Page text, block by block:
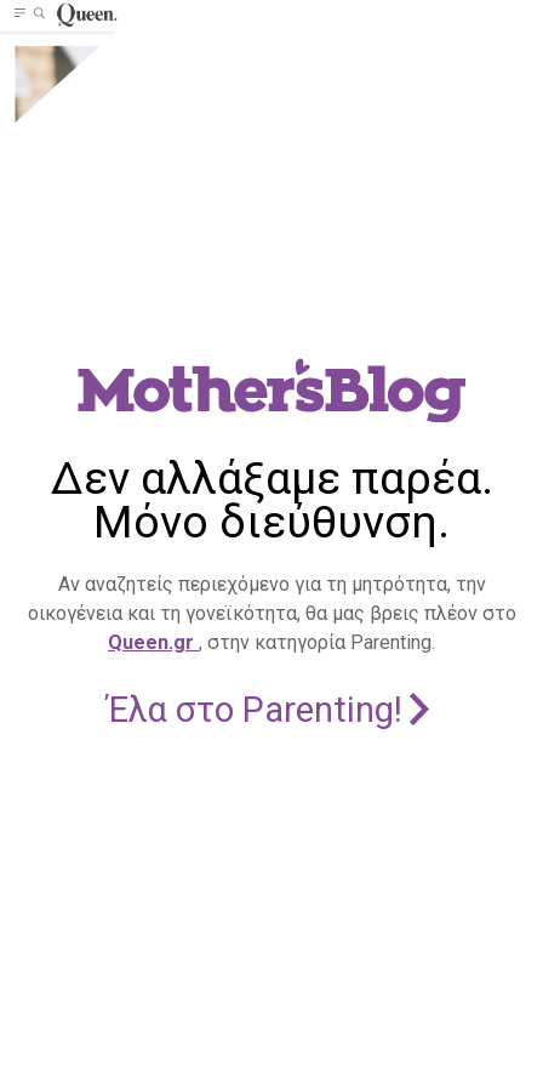
Δεν αλλάξαμε παρέα.
Μόνο διεύθυνση.
Αν αναζητείς περιεχόμενο για τη μητρότητα, την
οικογένεια και τη γονεϊκότητα, θα μας βρεις πλέον στο
Queen.gr , στην κατηγορία Parenting.
Έλα στο Parenting!